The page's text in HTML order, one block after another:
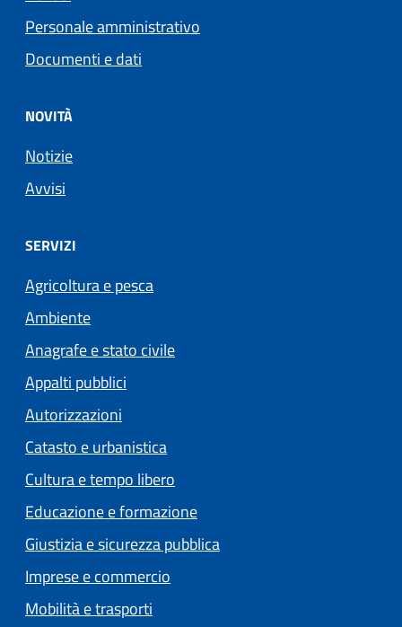
Personale amministrativo
Documenti e dati
NOVITÀ
Notizie
Avvisi
SERVIZI
Agricoltura e pesca
Ambiente
Anagrafe e stato civile
Appalti pubblici
Autorizzazioni
Catasto e urbanistica
Cultura e tempo libero
Educazione e formazione
Giustizia e sicurezza pubblica
Imprese e commercio
Mobilità e trasporti